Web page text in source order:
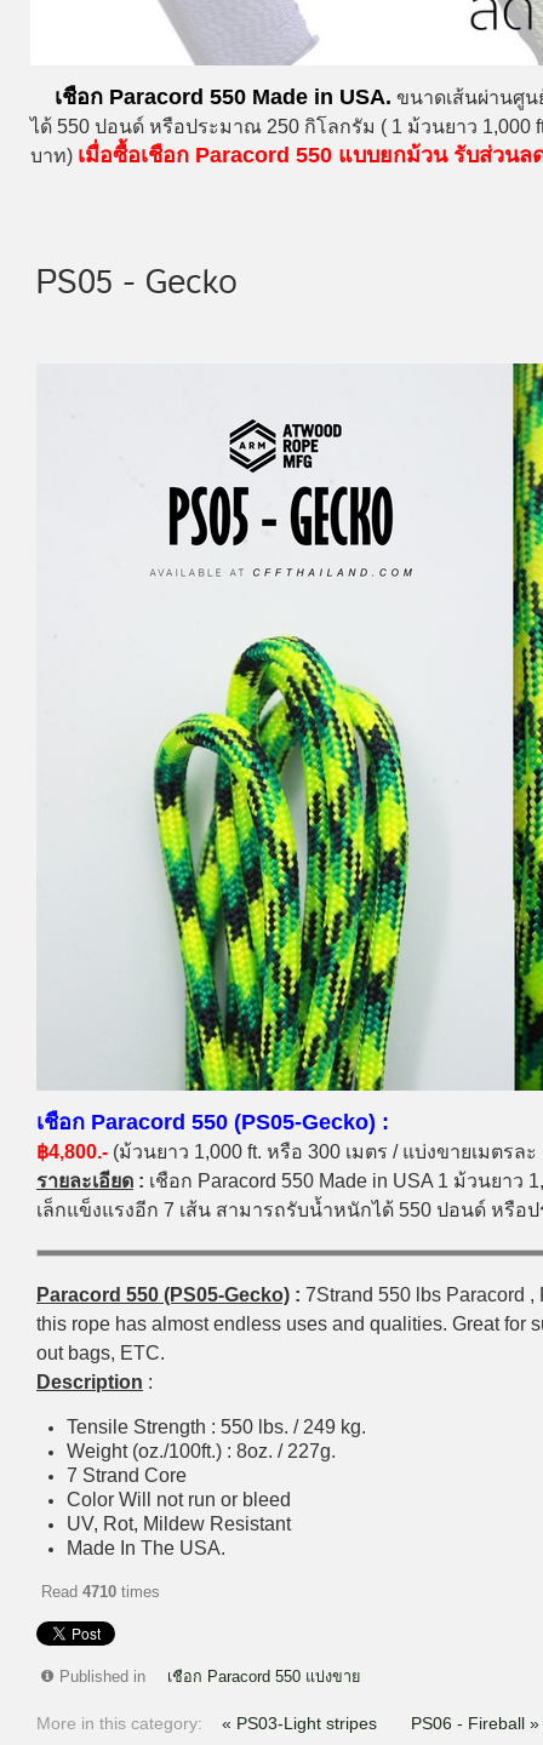
เชือก Paracord 550 Made in USA. ขนาดเส้นผ่านศูน
ได้ 550 ปอนด์ หรือประมาณ 250 กิโลกรัม ( 1 ม้วนยาว 1,000
บาท) เมื่อซื้อเชือก Paracord 550 แบบยกม้วน รับส่วนล
PS05 - Gecko
เชือก Paracord 550 (PS05-Gecko) :
฿4,800.- (ม้วนยาว 1,000 ft. หรือ 300 เมตร / แบ่งขายเมตรล
รายละเอียด : เชือก Paracord 550 Made in USA 1 ม้วนยาว
เล็กแข็งแรงอีก 7 เส้น สามารถรับน้ำหนักได้ 550 ปอนด์ หรือ
Paracord 550 (PS05-Gecko) : 7Strand 550 lbs Paracord ,
this rope has almost endless uses and qualities. Great for
out bags, ETC.
Description :
Tensile Strength : 550 lbs. / 249 kg.
Weight (oz./100ft.) : 8oz. / 227g.
7 Strand Core
Color Will not run or bleed
UV, Rot, Mildew Resistant
Made In The USA.
Read 4710 times
Published in เชือก Paracord 550 แบ่งขาย
More in this category: « PS03-Light stripes PS06 - Fireball »